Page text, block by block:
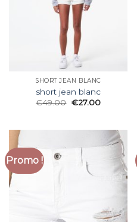
SHORT JEAN BLANC
short jean blanc
€49.00 €27.00
Promo !